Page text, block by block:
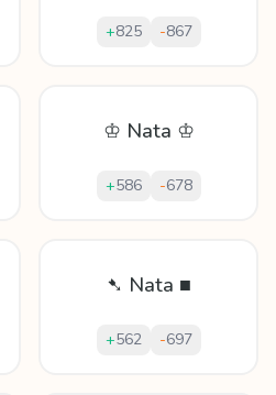
+825 -867
♔ Nata ♔
+586 -678
➷ Nata ■
+562 -697